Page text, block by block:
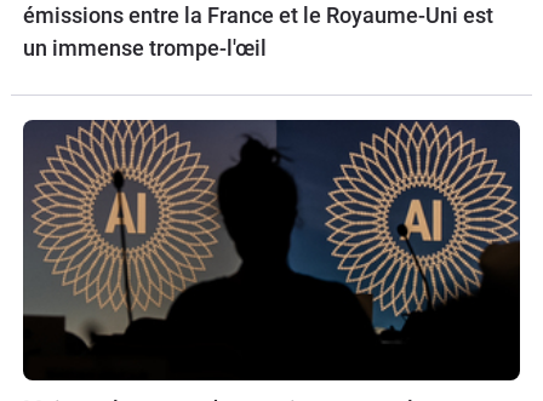
émissions entre la France et le Royaume-Uni est
un immense trompe-l'œil